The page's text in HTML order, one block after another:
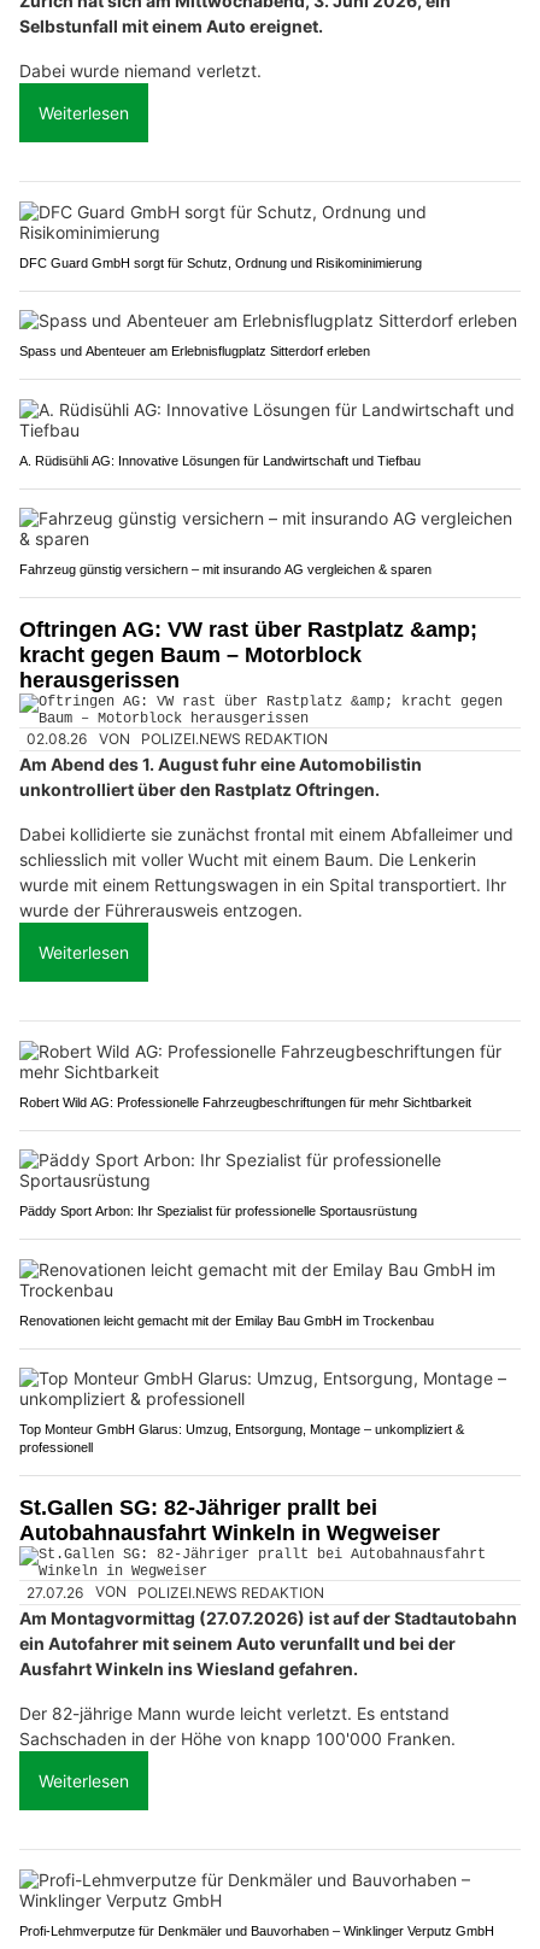
Selbstunfall mit einem Auto ereignet.
Dabei wurde niemand verletzt.
Weiterlesen
DFC Guard GmbH sorgt für Schutz, Ordnung und Risikominimierung
Spass und Abenteuer am Erlebnisflugplatz Sitterdorf erleben
A. Rüdisühli AG: Innovative Lösungen für Landwirtschaft und Tiefbau
Fahrzeug günstig versichern – mit insurando AG vergleichen & sparen
Oftringen AG: VW rast über Rastplatz &amp;
kracht gegen Baum – Motorblock
herausgerissen
02.08.26 VON POLIZEI.NEWS REDAKTION
Am Abend des 1. August fuhr eine Automobilistin
unkontrolliert über den Rastplatz Oftringen.
Dabei kollidierte sie zunächst frontal mit einem Abfalleimer und
schliesslich mit voller Wucht mit einem Baum. Die Lenkerin
wurde mit einem Rettungswagen in ein Spital transportiert. Ihr
wurde der Führerausweis entzogen.
Weiterlesen
Robert Wild AG: Professionelle Fahrzeugbeschriftungen für mehr Sichtbarkeit
Päddy Sport Arbon: Ihr Spezialist für professionelle Sportausrüstung
Renovationen leicht gemacht mit der Emilay Bau GmbH im Trockenbau
Top Monteur GmbH Glarus: Umzug, Entsorgung, Montage – unkompliziert &
professionell
St.Gallen SG: 82-Jähriger prallt bei
Autobahnausfahrt Winkeln in Wegweiser
27.07.26 VON POLIZEI.NEWS REDAKTION
Am Montagvormittag (27.07.2026) ist auf der Stadtautobahn
ein Autofahrer mit seinem Auto verunfallt und bei der
Ausfahrt Winkeln ins Wiesland gefahren.
Der 82-jährige Mann wurde leicht verletzt. Es entstand
Sachschaden in der Höhe von knapp 100'000 Franken.
Weiterlesen
Profi-Lehmverputze für Denkmäler und Bauvorhaben – Winklinger Verputz GmbH